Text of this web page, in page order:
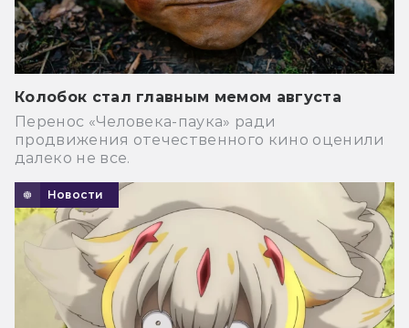
Колобок стал главным мемом августа
Перенос «Человека-паука» ради
продвижения отечественного кино оценили
далеко не все.
Новости